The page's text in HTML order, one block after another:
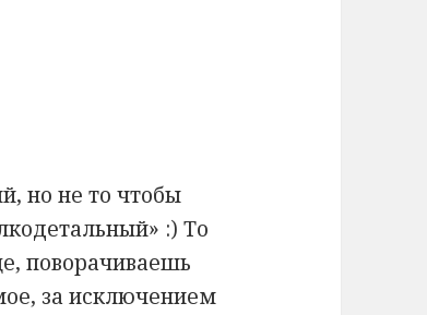
но не то чтобы
:) То
поворачиваешь
за исключением